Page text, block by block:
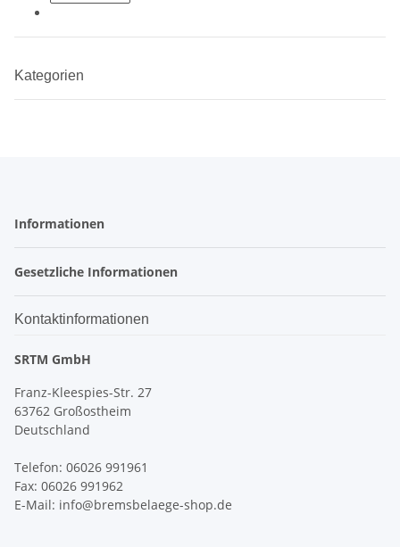
Kategorien
Informationen
Gesetzliche Informationen
Kontaktinformationen
SRTM GmbH
Franz-Kleespies-Str. 27
63762 Großostheim
Deutschland
Telefon: 06026 991961
Fax: 06026 991962
E-Mail: info@bremsbelaege-shop.de